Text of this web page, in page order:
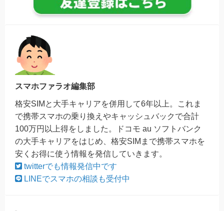
スマホファラオ編集部
格安SIMと大手キャリアを併用して6年以上。これま
で携帯スマホの乗り換えやキャッシュバックで合計
100万円以上得をしました。ドコモ au ソフトバンク
の大手キャリアをはじめ、格安SIMまで携帯スマホを
安くお得に使う情報を発信していきます。
twitterでも情報発信中です
LINEでスマホの相談も受付中